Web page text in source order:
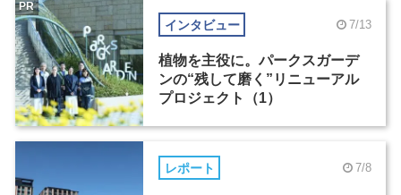
インタビュー 7/13
植物を主役に。パークスガーデ
ンの“残して磨く”リニューアル
プロジェクト（1）
PR
レポート 7/8